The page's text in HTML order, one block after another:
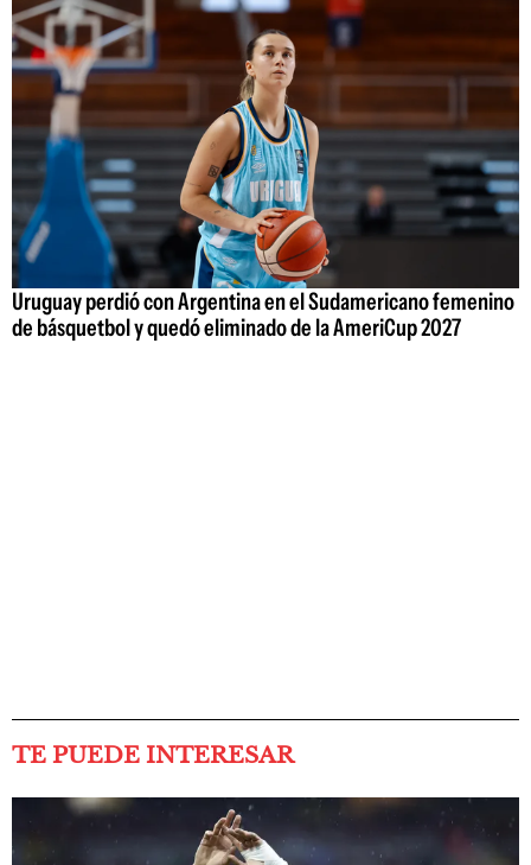
Uruguay perdió con Argentina en el Sudamericano femenino
de básquetbol y quedó eliminado de la AmeriCup 2027
TE PUEDE INTERESAR